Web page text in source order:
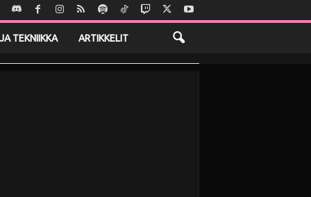
TEKNIIKKA ARTIKKELIT